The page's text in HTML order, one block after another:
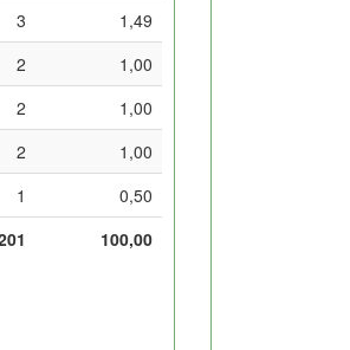
3
1,49
2
1,00
2
1,00
2
1,00
1
0,50
100,00